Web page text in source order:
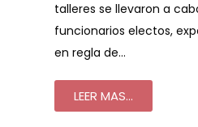
talleres se llevaron a
funcionarios electos,
en regla de…
LEER MAS...